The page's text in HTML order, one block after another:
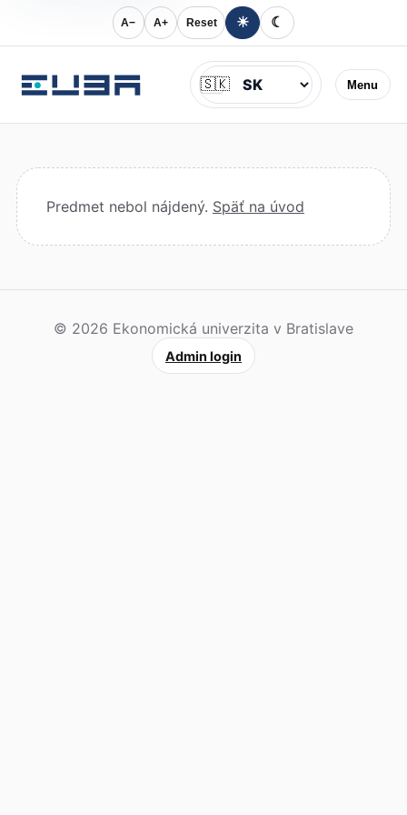
A− A+ Reset ☀ ☾
Menu
Jazyk
🇸🇰
Predmet nebol nájdený. Späť na úvod
© 2026 Ekonomická univerzita v Bratislave
Admin login